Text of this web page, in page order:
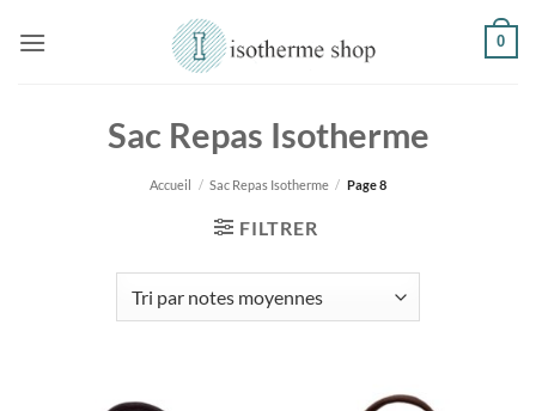
0
Sac Repas Isotherme
Accueil / Sac Repas Isotherme / Page 8
FILTRER